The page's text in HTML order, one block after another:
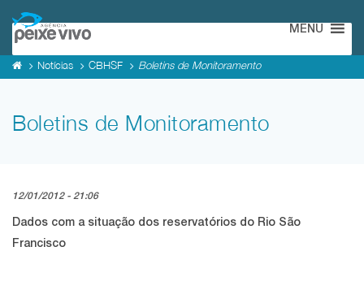
MENU
Notícias CBHSF Boletins de Monitoramento
Boletins de Monitoramento
12/01/2012 - 21:06
Dados com a situação dos reservatórios do Rio São
Francisco